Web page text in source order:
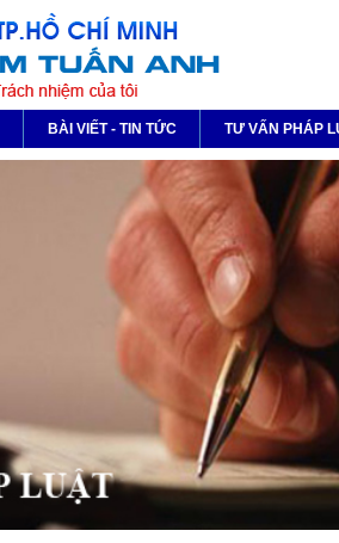
BÀI VIẾT - TIN TỨC TƯ VẤN PHÁP